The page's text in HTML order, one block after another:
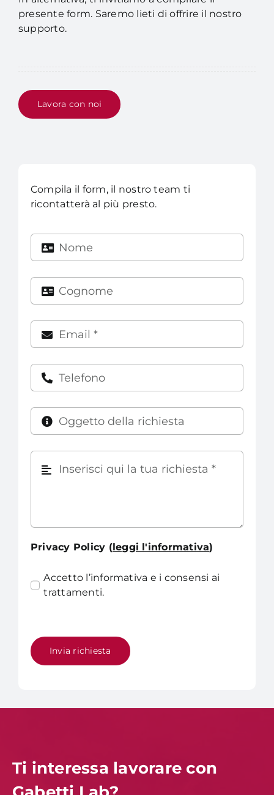
presente form. Saremo lieti di offrire il nostro
supporto.
Lavora con noi
Compila il form, il nostro team ti
ricontatterà al più presto.
Privacy Policy (leggi l'informativa)
Accetto l’informativa e i consensi ai
trattamenti.
Invia richiesta
Ti interessa lavorare con